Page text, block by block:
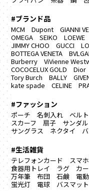
#ブランド品
MCM Dupont GIANNI
OMEGA
SEIKO LOEWE
JIMMY CHOO
GUCCI
BOTTEGA VENETA
Burberry
ViVienne
COCOCELUX GOLD
Dior
Tory Burch
BALLY
kate spade
CELINE
#ファッション
ポーチ 名刺入れ ベルト
スカーフ
扇子 サンダル
サングラス
ネクタイ
#生活雑貨
テレフォンカード スマ
食器用トレイ
ラグ カー
万年筆
布団 石鹸 電
蛍光灯
電球 バスマット